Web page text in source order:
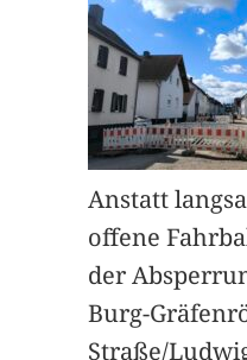
Anstatt
offene
der
Burg-
Straße/